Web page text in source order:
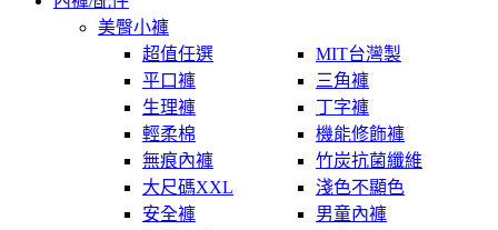
美臀小褲
超值任選
MIT台灣製
平口褲
三角褲
生理褲
丁字褲
輕柔棉
機能修飾褲
無痕內褲
竹炭抗菌纖維
大尺碼XXL
淺色不顯色
安全褲
男童內褲